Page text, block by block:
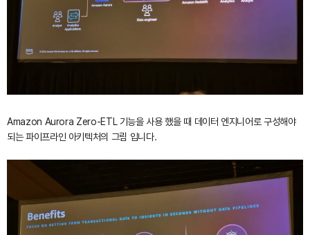
Amazon Aurora Zero-ETL 기능을 사용 했을 때 데이터 엔지니어로 구성해야
되는 파이프라인 아키텍처의 그림 입니다.